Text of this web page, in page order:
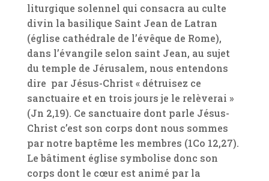
liturgique solennel qui consacra au culte
divin la basilique Saint Jean de Latran
(église cathédrale de l’évêque de Rome),
dans l’évangile selon saint Jean, au sujet
du temple de Jérusalem, nous entendons
dire par Jésus-Christ « détruisez ce
sanctuaire et en trois jours je le relèverai »
(Jn 2,19). Ce sanctuaire dont parle Jésus-
Christ c’est son corps dont nous sommes
par notre baptême les membres (1Co 12,27).
Le bâtiment église symbolise donc son
corps dont le cœur est animé par la